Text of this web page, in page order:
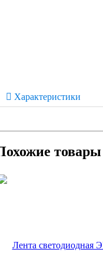
Характеристики
товары